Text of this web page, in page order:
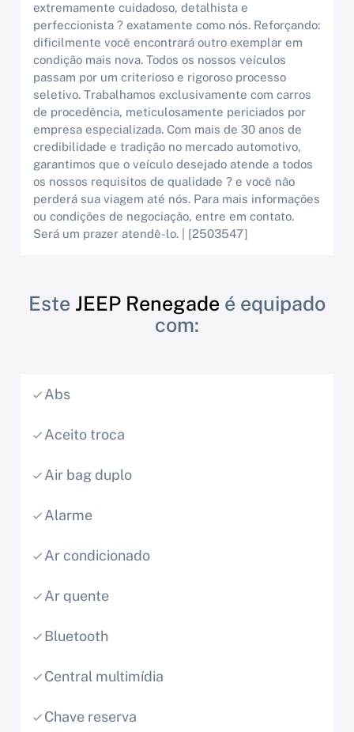
extremamente cuidadoso, detalhista e
perfeccionista ? exatamente como nós. Reforçando:
dificilmente você encontrará outro exemplar em
condição mais nova. Todos os nossos veículos
passam por um criterioso e rigoroso processo
seletivo. Trabalhamos exclusivamente com carros
de procedência, meticulosamente periciados por
empresa especializada. Com mais de 30 anos de
credibilidade e tradição no mercado automotivo,
garantimos que o veículo desejado atende a todos
os nossos requisitos de qualidade ? e você não
perderá sua viagem até nós. Para mais informações
ou condições de negociação, entre em contato.
Será um prazer atendê-lo. | [2503547]
Este JEEP Renegade é equipado
com:
Abs
Aceito troca
Air bag duplo
Alarme
Ar condicionado
Ar quente
Bluetooth
Central multimídia
Chave reserva